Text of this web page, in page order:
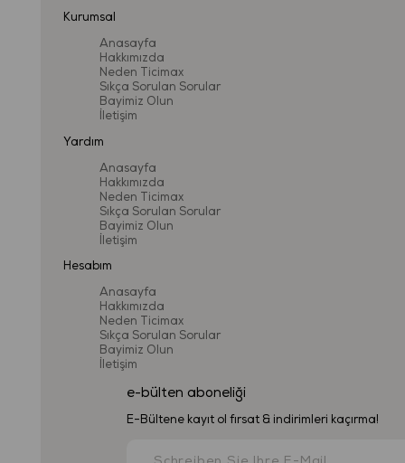
Kurumsal
Anasayfa
Hakkımızda
Neden Ticimax
Sıkça Sorulan Sorular
Bayimiz Olun
İletişim
Yardım
Anasayfa
Hakkımızda
Neden Ticimax
Sıkça Sorulan Sorular
Bayimiz Olun
İletişim
Hesabım
Anasayfa
Hakkımızda
Neden Ticimax
Sıkça Sorulan Sorular
Bayimiz Olun
İletişim
e-bülten aboneliği
E-Bültene kayıt ol fırsat & indirimleri kaçırma!